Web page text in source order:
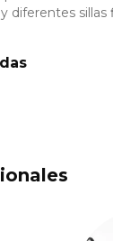
diferentes sillas